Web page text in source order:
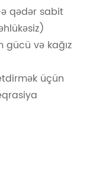
qədər sabit
gücü və kağız
üçün